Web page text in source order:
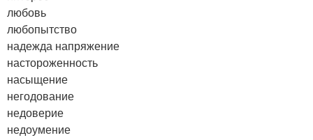
любовь
любопытство
надежда напряжение
настороженность
насыщение
негодование
недоверие
недоумение